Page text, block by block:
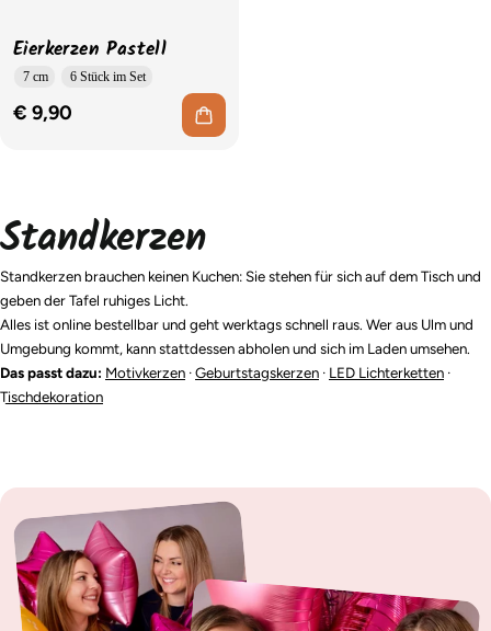
Eierkerzen Pastell
7 cm 6 Stück im Set
€ 9,90
Standkerzen
Standkerzen brauchen keinen Kuchen: Sie stehen für sich auf dem Tisch und
geben der Tafel ruhiges Licht.
Alles ist online bestellbar und geht werktags schnell raus. Wer aus Ulm und
Umgebung kommt, kann stattdessen abholen und sich im Laden umsehen.
Das passt dazu: Motivkerzen ·Geburtstagskerzen · LED Lichterketten ·
Tischdekoration